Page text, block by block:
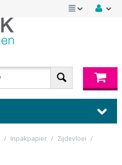
/ Inpakpapier / Zijdevloei /